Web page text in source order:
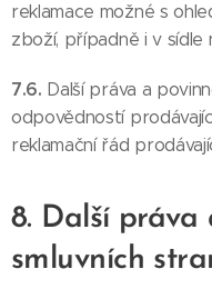
reklamace možné s
zboží, případně i v sídle
7.6. Další práva a
odpovědností
reklamační řád
8. Další práva
smluvních